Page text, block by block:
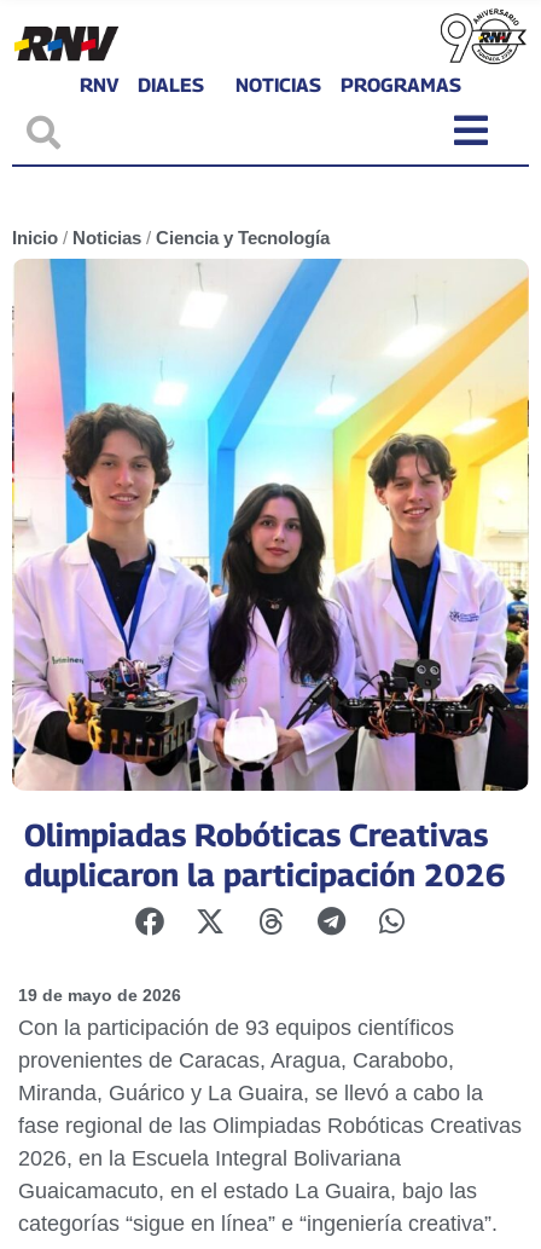
RNV DIALES NOTICIAS PROGRAMAS
Inicio / Noticias / Ciencia y Tecnología
Olimpiadas Robóticas Creativas
duplicaron la participación 2026
19 de mayo de 2026
Con la participación de 93 equipos científicos
provenientes de Caracas, Aragua, Carabobo,
Miranda, Guárico y La Guaira, se llevó a cabo la
fase regional de las Olimpiadas Robóticas Creativas
2026, en la Escuela Integral Bolivariana
Guaicamacuto, en el estado La Guaira, bajo las
categorías “sigue en línea” e “ingeniería creativa”.